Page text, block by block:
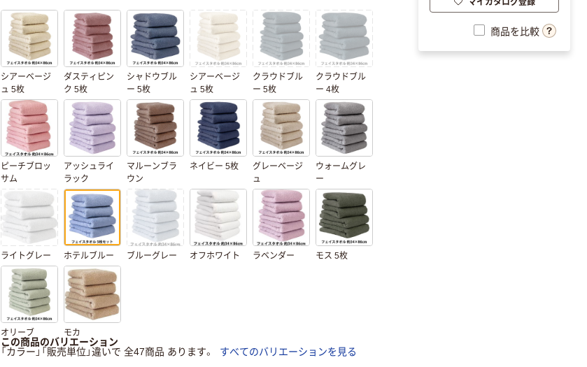
シアーベージ
ュ 5枚
ダスティピン
ク 5枚
シャドウブル
ー 5枚
シアーベージ
ュ 5枚
クラウドブル
ー 5枚
クラウドブル
ー 4枚
ピーチブロッ
サム
アッシュライ
ラック
マルーンブラ
ウン
ネイビー 5枚
グレーベージ
ュ
ウォームグレ
ー
ライトグレー ホテルブルー ブルーグレー オフホワイト ラベンダー モス 5枚
オリーブ モカ
この商品のバリエーション
「カラー」「販売単位」違いで 全47商品 あります。
すべてのバリエーションを見る
商品を比較